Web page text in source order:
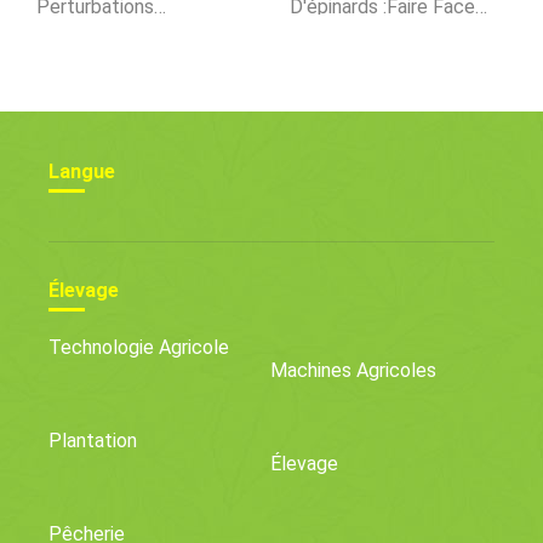
Perturbations
D'épinards :faire Face
Langue
Élevage
Technologie Agricole
Machines Agricoles
Plantation
Élevage
Pêcherie